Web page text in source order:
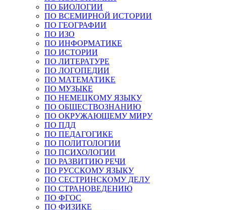
ПО БИОЛОГИИ
ПО ВСЕМИРНОЙ ИСТОРИИ
ПО ГЕОГРАФИИ
ПО ИЗО
ПО ИНФОРМАТИКЕ
ПО ИСТОРИИ
ПО ЛИТЕРАТУРЕ
ПО ЛОГОПЕДИИ
ПО МАТЕМАТИКЕ
ПО МУЗЫКЕ
ПО НЕМЕЦКОМУ ЯЗЫКУ
ПО ОБЩЕСТВОЗНАНИЮ
ПО ОКРУЖАЮЩЕМУ МИРУ
ПО ПДД
ПО ПЕДАГОГИКЕ
ПО ПОЛИТОЛОГИИ
ПО ПСИХОЛОГИИ
ПО РАЗВИТИЮ РЕЧИ
ПО РУССКОМУ ЯЗЫКУ
ПО СЕСТРИНСКОМУ ДЕЛУ
ПО СТРАНОВЕДЕНИЮ
ПО ФГОС
ПО ФИЗИКЕ